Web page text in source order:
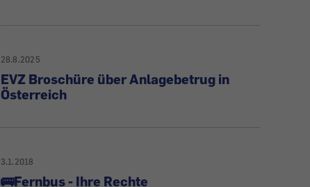
28.8.2025
EVZ Broschüre über Anlagebetrug in
Österreich
3.1.2018
🚌Fernbus - Ihre Rechte